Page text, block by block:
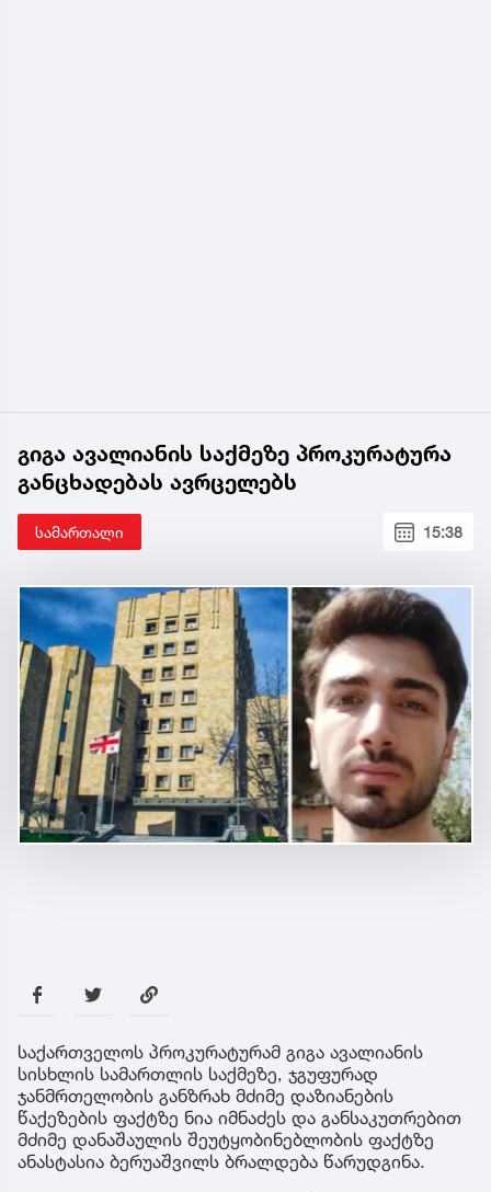
გიგა ავალიანის საქმეზე პროკურატურა
განცხადებას ავრცელებს
სამართალი 15:38
საქართველოს პროკურატურამ გიგა ავალიანის
სისხლის სამართლის საქმეზე, ჯგუფურად
ჯანმრთელობის განზრახ მძიმე დაზიანების
წაქეზების ფაქტზე ნია იმნაძეს და განსაკუთრებით
მძიმე დანაშაულის შეუტყობინებლობის ფაქტზე
ანასტასია ბერუაშვილს ბრალდება წარუდგინა.